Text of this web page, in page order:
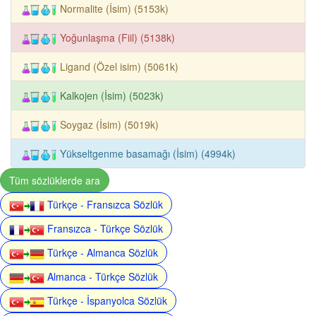
Normalite (İsim) (5153k)
Yoğunlaşma (Fiil) (5138k)
Ligand (Özel isim) (5061k)
Kalkojen (İsim) (5023k)
Soygaz (İsim) (5019k)
Yükseltgenme basamağı (İsim) (4994k)
Tüm sözlüklerde ara
Türkçe - Fransızca Sözlük
Fransızca - Türkçe Sözlük
Türkçe - Almanca Sözlük
Almanca - Türkçe Sözlük
Türkçe - İspanyolca Sözlük